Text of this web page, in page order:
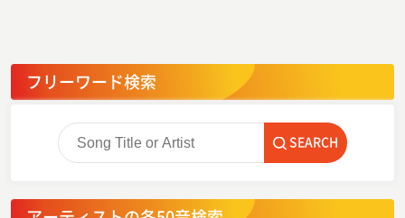
フリーワード検索
SEARCH